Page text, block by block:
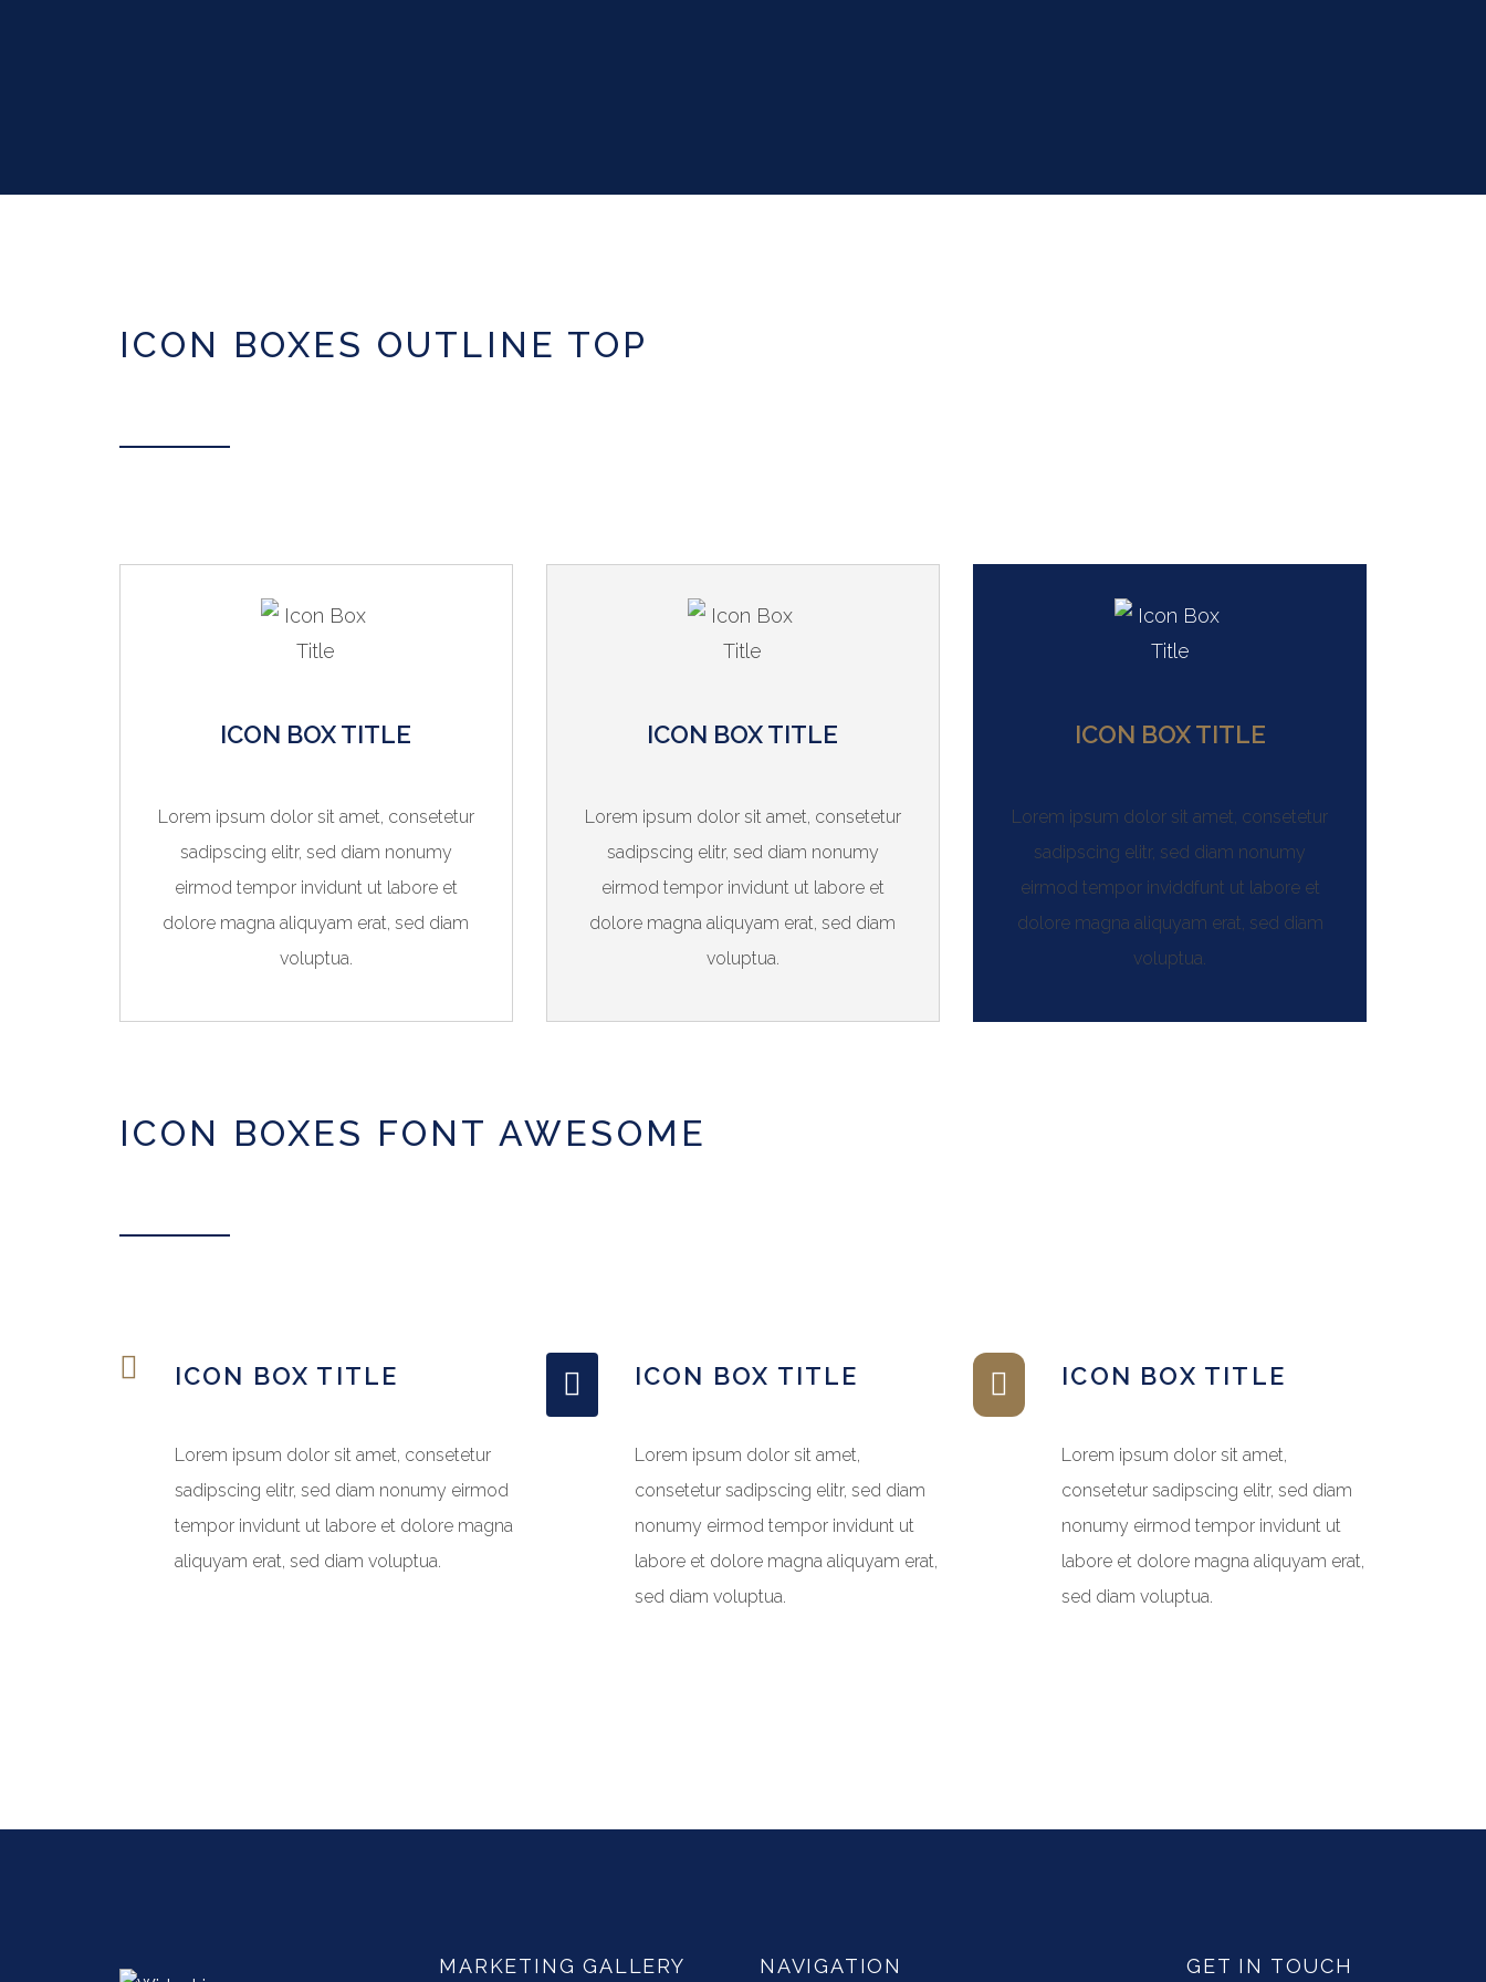
ICON BOXES OUTLINE TOP
ICON BOX TITLE
Lorem ipsum dolor sit amet, consetetur
sadipscing elitr, sed diam nonumy
eirmod tempor invidunt ut labore et
dolore magna aliquyam erat, sed diam
voluptua.
ICON BOX TITLE
Lorem ipsum dolor sit amet, consetetur
sadipscing elitr, sed diam nonumy
eirmod tempor invidunt ut labore et
dolore magna aliquyam erat, sed diam
voluptua.
ICON BOX TITLE
Lorem ipsum dolor sit amet, consetetur
sadipscing elitr, sed diam nonumy
eirmod tempor inviddfunt ut labore et
dolore magna aliquyam erat, sed diam
voluptua.
ICON BOXES FONT AWESOME
ICON BOX TITLE
Lorem ipsum dolor sit amet, consetetur
sadipscing elitr, sed diam nonumy eirmod
tempor invidunt ut labore et dolore magna
aliquyam erat, sed diam voluptua.
ICON BOX TITLE
Lorem ipsum dolor sit amet,
consetetur sadipscing elitr, sed diam
nonumy eirmod tempor invidunt ut
labore et dolore magna aliquyam erat,
sed diam voluptua.
ICON BOX TITLE
Lorem ipsum dolor sit amet,
consetetur sadipscing elitr, sed diam
nonumy eirmod tempor invidunt ut
labore et dolore magna aliquyam erat,
sed diam voluptua.
MARKETING GALLERY NAVIGATION GET IN TOUCH